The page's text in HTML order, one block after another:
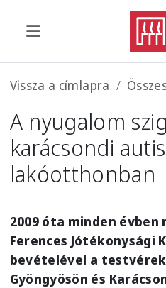
Morzsa
Vissza a címlapra
A nyugalom
karácsondi
lakóotthonban
2009 óta minden évben
Ferences Jótékonysági
bevételével a
Gyöngyösön és